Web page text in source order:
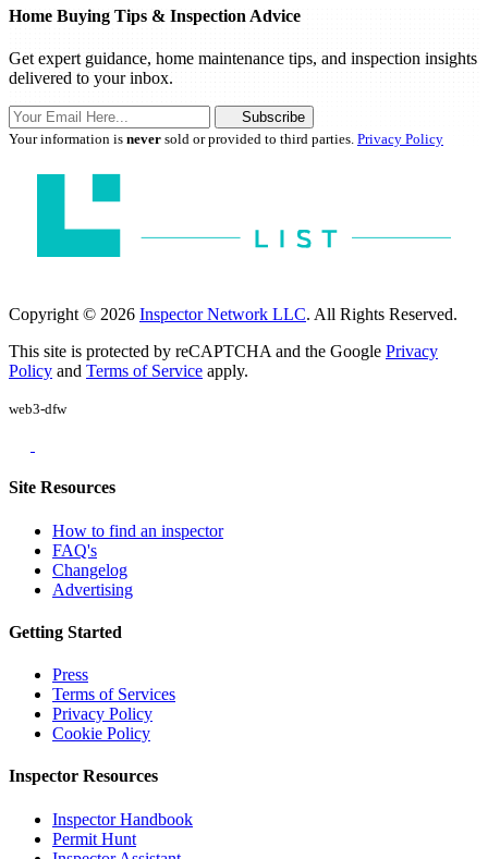
Home Buying Tips & Inspection Advice
Get expert guidance, home maintenance tips, and inspection insights
delivered to your inbox.
Subscribe
Your information is never sold or provided to third parties. Privacy Policy
Copyright © 2026 Inspector Network LLC. All Rights Reserved.
This site is protected by reCAPTCHA and the Google Privacy
Policy and Terms of Service apply.
web3-dfw
Site Resources
How to find an inspector
FAQ's
Changelog
Advertising
Getting Started
Press
Terms of Services
Privacy Policy
Cookie Policy
Inspector Resources
Inspector Handbook
Permit Hunt